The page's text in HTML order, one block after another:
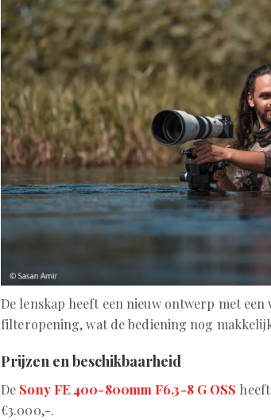
De lenskap heeft een nieuw ontwerp met
filteropening, wat de bediening nog
Prijzen en beschikbaarheid
De Sony FE 400-800mm F6.3-8 G OSS
€3.000,-.